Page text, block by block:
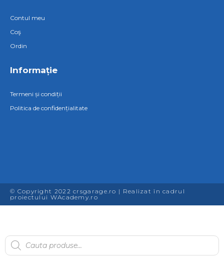
Contul meu
Coş
Ordin
Informație
Termeni și condiții
Politica de confidențialitate
© Copyright 2022 crsgarage.ro | Realizat în cadrul
proiectului WAcademy.ro